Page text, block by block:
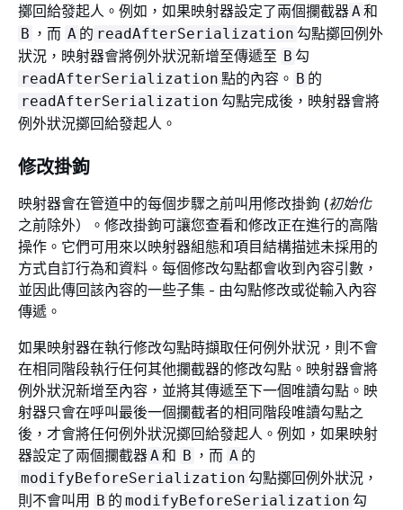
擲回給發起人。例如，如果映射器設定了兩個攔截器A 和
B ，而 A 的 readAfterSerialization 勾點擲回例外
狀況，映射器會將例外狀況新增至傳遞至 B 勾
readAfterSerialization 點的內容。 B 的
readAfterSerialization 勾點完成後，映射器會將
例外狀況擲回給發起人。
修改掛鉤
映射器會在管道中的每個步驟之前叫用修改掛鉤 (初始化
之前除外）。修改掛鉤可讓您查看和修改正在進行的高階
操作。它們可用來以映射器組態和項目結構描述未採用的
方式自訂行為和資料。每個修改勾點都會收到內容引數，
並因此傳回該內容的一些子集 - 由勾點修改或從輸入內容
傳遞。
如果映射器在執行修改勾點時擷取任何例外狀況，則不會
在相同階段執行任何其他攔截器的修改勾點。映射器會將
例外狀況新增至內容，並將其傳遞至下一個唯讀勾點。映
射器只會在呼叫最後一個攔截者的相同階段唯讀勾點之
後，才會將任何例外狀況擲回給發起人。例如，如果映射
器設定了兩個攔截器A 和 B ，而 A 的
modifyBeforeSerialization 勾點擲回例外狀況，
則不會叫用 B 的 modifyBeforeSerialization 勾